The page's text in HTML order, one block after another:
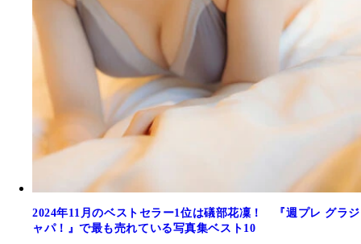
2024年11月のベストセラー1位は礒部花凜！ 『週プレ グラジ
ャパ！』で最も売れている写真集ベスト10